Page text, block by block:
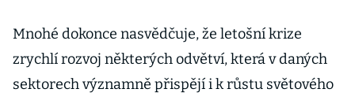
ústupkům, říká
analytička
Mnohé dokonce nasvědčuje, že letošní krize
zrychlí rozvoj některých odvětví, která v daných
sektorech významně přispějí i k růstu světového